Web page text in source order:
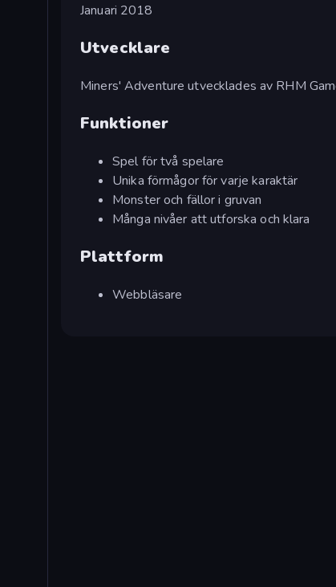
Januari 2018
Utvecklare
Miners' Adventure utvecklades av RHM
Funktioner
Spel för två spelare
Unika förmågor för varje karaktär
Monster och fällor i gruvan
Många nivåer att utforska och klara
Plattform
Webbläsare